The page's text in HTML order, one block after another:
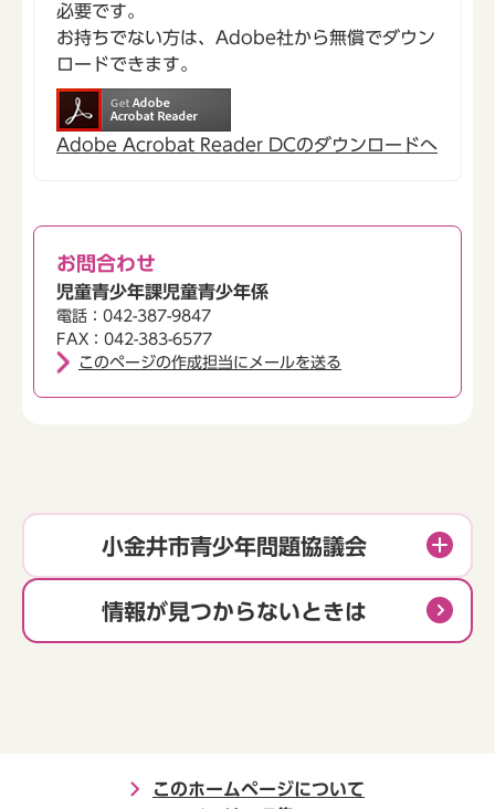
必要です。
お持ちでない方は、Adobe社から無償でダウン
ロードできます。
Adobe Acrobat Reader DCのダウンロードへ
お問合わせ
児童青少年課児童青少年係
電話：042-387-9847
FAX：042-383-6577
このページの作成担当にメールを送る
小金井市青少年問題協議会
情報が見つからないときは
このホームページについて